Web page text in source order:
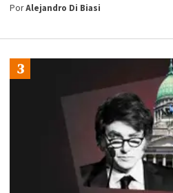
PorAlejandro Di Biasi